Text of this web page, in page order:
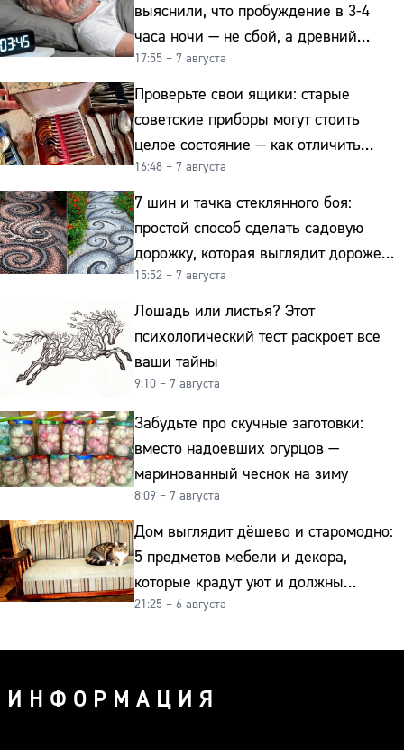
выяснили, что пробуждение в 3-4
часа ночи — не сбой, а древний
биологический ритм
17:55 – 7 августа
Проверьте свои ящики: старые
советские приборы могут стоить
целое состояние — как отличить
подделку от мельхиора
16:48 – 7 августа
7 шин и тачка стеклянного боя:
простой способ сделать садовую
дорожку, которая выглядит дороже
гранита
15:52 – 7 августа
Лошадь или листья? Этот
психологический тест раскроет все
ваши тайны
9:10 – 7 августа
Забудьте про скучные заготовки:
вместо надоевших огурцов —
маринованный чеснок на зиму
8:09 – 7 августа
Дом выглядит дёшево и старомодно:
5 предметов мебели и декора,
которые крадут уют и должны
отправиться на свалку прямо сейчас
21:25 – 6 августа
ИНФОРМАЦИЯ